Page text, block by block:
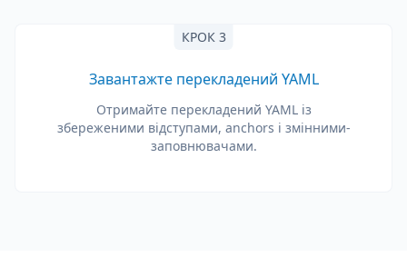
КРОК 3
Завантажте перекладений YAML
Отримайте перекладений YAML із
збереженими відступами, anchors і змінними-
заповнювачами.